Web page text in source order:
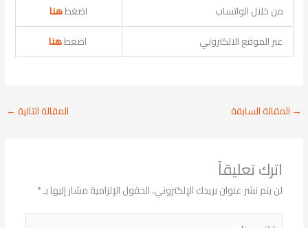
من خلال الواتساب
اضغطهنا
عبر الموقع الالكتروني
اضغطهنا
→ المقالة السابقة المقالة التالية←
اترك تعليقاً
لن يتم نشر عنوان بريدك الإلكتروني.الحقول الإلزامية مشار إليها بـ*